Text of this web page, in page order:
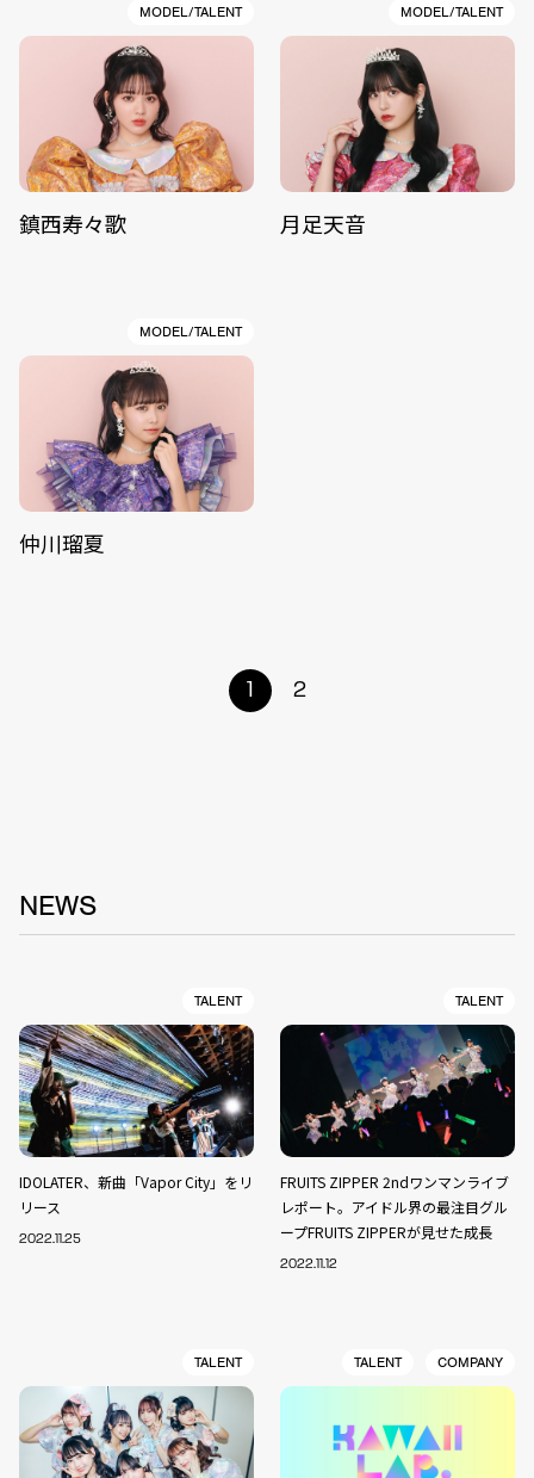
MODEL/TALENT
鎮西寿々歌
MODEL/TALENT
月足天音
MODEL/TALENT
仲川瑠夏
1 2
NEWS
TALENT
IDOLATER、新曲「Vapor City」をリ
リース
2022.11.25
TALENT
FRUITS ZIPPER 2ndワンマンライブ
レポート。アイドル界の最注目グル
ープFRUITS ZIPPERが見せた成長
2022.11.12
TALENT TALENT COMPANY